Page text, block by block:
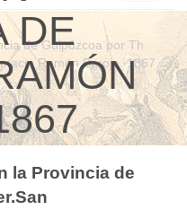
de Guipúzcoa por Th
Ramón Baroja. 1867
DE
la Provincia de